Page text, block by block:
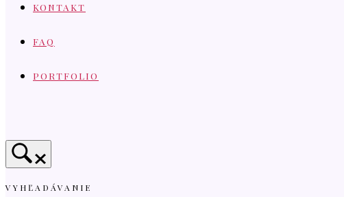
KONTAKT
FAQ
PORTFOLIO
VYHĽADÁVANIE